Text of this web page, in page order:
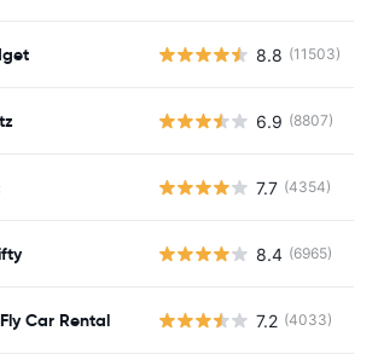
8.8 (11503)
6.9 (8807)
7.7 (4354)
8.4 (6965)
Car Rental 7.2 (4033)